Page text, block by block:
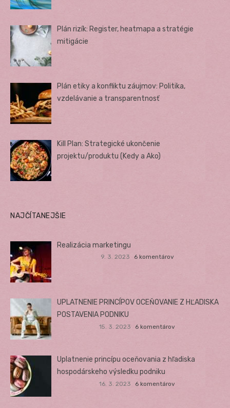
Plán rizík: Register, heatmapa a stratégie
mitigácie
Plán etiky a konfliktu záujmov: Politika,
vzdelávanie a transparentnosť
Kill Plan: Strategické ukončenie
projektu/produktu (Kedy a Ako)
NAJČÍTANEJŠIE
Realizácia marketingu
9. 3. 2023 6 komentárov
UPLATNENIE PRINCÍPOV OCEŇOVANIE Z HĽADISKA
POSTAVENIA PODNIKU
15. 3. 2023 6 komentárov
Uplatnenie princípu oceňovania z hľadiska
hospodárskeho výsledku podniku
16. 3. 2023 6 komentárov